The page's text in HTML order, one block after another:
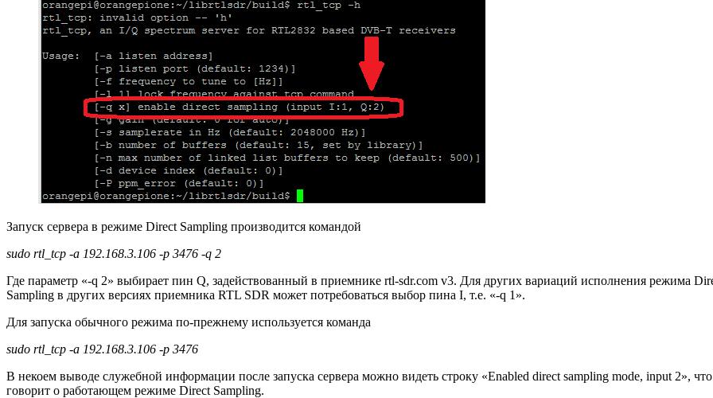
Запуск сервера в режиме Direct Sampling производится командой
sudo rtl_tcp -a 192.168.3.106 -p 3476 -q 2
Где параметр «-q 2» выбирает пин Q, задействованный в приемнике rtl-sdr.com v3. Для других вариаций исполнения режима
Sampling в других версиях приемника RTL SDR может потребоваться выбор пина I, т.е. «-q 1».
Для запуска обычного режима по-прежнему используется команда
sudo rtl_tcp -a 192.168.3.106 -p 3476
В некоем выводе служебной информации после запуска сервера можно видеть строку «Enabled direct sampling mode, input 2», что
говорит о работающем режиме Direct Sampling.